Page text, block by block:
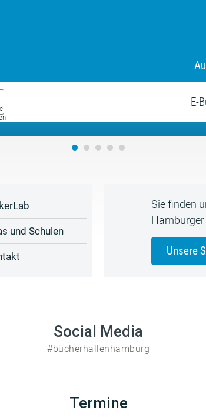
E-
und Schulen
Sie finden
Unsere
Social Media
#bücherhallenhamburg
Termine